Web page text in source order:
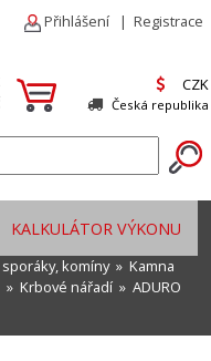
Přihlášení | Registrace
CZK
Česká republika
KALKULÁTOR VÝKONU
komíny» Kamna
» Krbové nářadí » ADURO